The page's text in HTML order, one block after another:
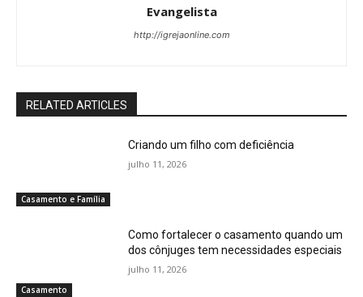
Evangelista
http://igrejaonline.com
RELATED ARTICLES
Casamento e Família
Criando um filho com deficiência
julho 11, 2026
Casamento
Como fortalecer o casamento quando um
dos cônjuges tem necessidades especiais
julho 11, 2026